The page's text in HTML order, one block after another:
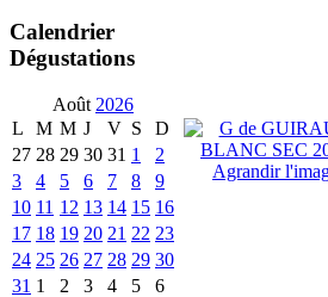
Calendrier
Dégustations
Août 2026
L
M M J V S
D
27 28 29 30 31 1
2
3
4 5 6 7 8
9
10 11 12 13 14 15 16
17 18 19 20 21 22 23
24 25 26 27 28 29 30
31 1 2 3 4 5 6
Agrandir